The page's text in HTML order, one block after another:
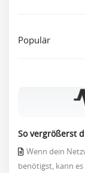
Populär
So vergrößerst
Wenn dein
benötigst, kann